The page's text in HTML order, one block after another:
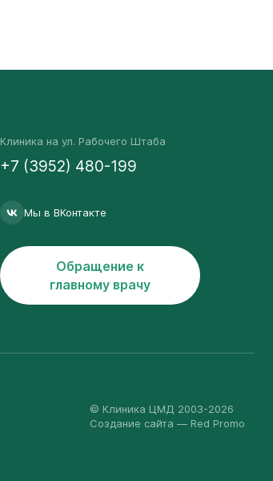
Клиника на ул. Рабочего Штаба
+7 (3952) 480-199
Мы в ВКонтакте
Обращение к
главному врачу
© Клиника ЦМД 2003-2026
Создание сайта — Red Promo